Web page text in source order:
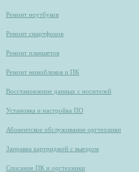
Ремонт ноутбуков
Ремонт смартфонов
Ремонт планшетов
Ремонт моноблоков и ПК
Восстановление данных с носителей
Установка и настройка ПО
Абонентское обслуживание оргтехники
Заправка картриджей с выездом
Списание ПК и оргтехники